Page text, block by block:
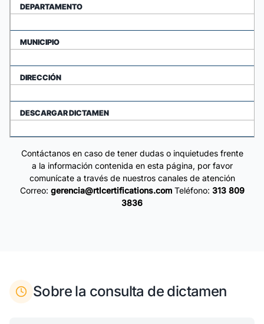
DEPARTAMENTO
MUNICIPIO
DIRECCIÓN
DESCARGAR DICTAMEN
Contáctanos en caso de tener dudas o inquietudes frente
a la información contenida en esta página, por favor
comunícate a través de nuestros canales de atención
Correo: gerencia@rtlcertifications.comTeléfono: 313 809
3836
Sobre la consulta de dictamen